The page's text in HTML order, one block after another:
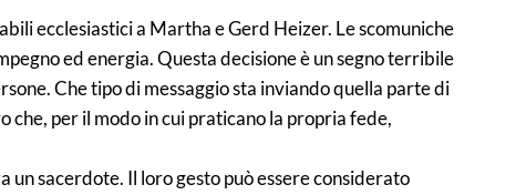
ecclesiastici a Martha e Gerd Heizer. Le scomuniche
ed energia. Questa decisione è un segno terribile
Che tipo di messaggio sta inviando quella parte di
che, per il modo in cui praticano la propria fede,
un sacerdote. Il loro gesto può essere considerato